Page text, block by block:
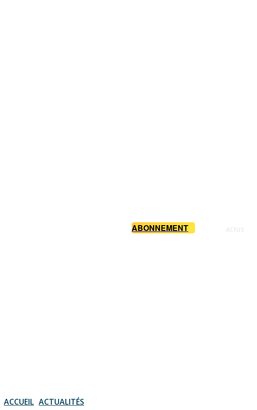
ABONNEMENT
ACCUEIL ACTUALITÉS